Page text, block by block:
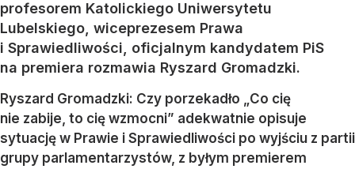
profesorem Katolickiego Uniwersytetu
Lubelskiego, wiceprezesem Prawa
i Sprawiedliwości, oficjalnym kandydatem PiS
na premiera rozmawia Ryszard Gromadzki.
Ryszard Gromadzki: Czy porzekadło „Co cię
nie zabije, to cię wzmocni” adekwatnie opisuje
sytuację w Prawie i Sprawiedliwości po wyjściu z partii
grupy parlamentarzystów, z byłym premierem